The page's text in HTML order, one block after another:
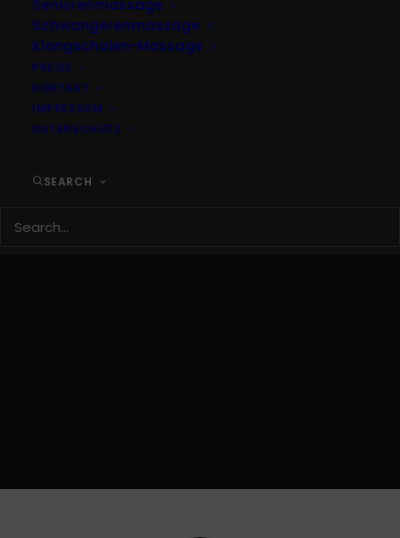
Seniorenmassage
Schwangerenmassage
Klangschalen-Massage
PREISE
KONTAKT
IMPRESSUM
DATENSCHUTZ
SEARCH
OUR SERVICES